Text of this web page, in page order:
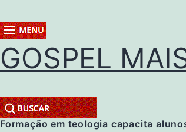
GOSPEL
Formação em teologia capacita